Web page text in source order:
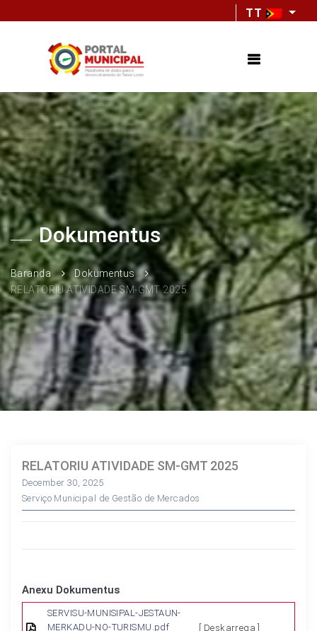
TT
Dokumentus
Baranda
Dokumentus
RELATORIU ATIVIDADE SM-GMT 2025
RELATORIU ATIVIDADE SM-GMT 2025
December 30, 2025
Serviço Municipal de Gestão de Mercados
Anexu Dokumentus
SERVISU-MUNISIPAL-JESTAUN-
MERKADU-NO-TURISMU.pdf
[ Deskarrega ]